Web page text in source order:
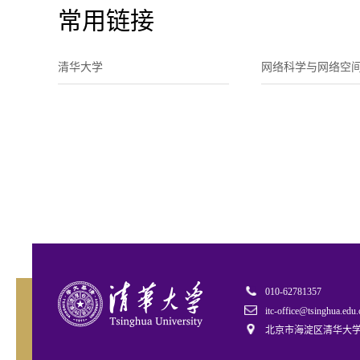
常用链接
清华大学 网络科学与网络空
010-62781357
itc-
北京市海淀区清华大